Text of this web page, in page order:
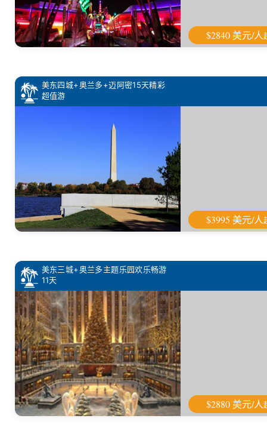
$2840 美元/人
美东四城+奥兰多+迈阿密15天精彩
超值游
$3995 美元/人
美东三城+奥兰多主题乐园欢乐畅游
11天
$2880 美元/人